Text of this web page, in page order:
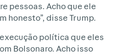
pessoas. Acho que ele
honesto”, disse Trump.
política que eles
Bolsonaro. Acho isso